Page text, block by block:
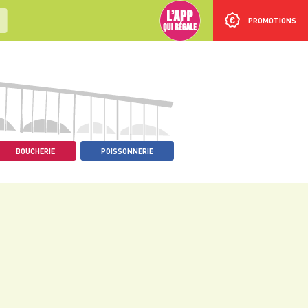
PROMOTIONS
BOUCHERIE POISSONNERIE